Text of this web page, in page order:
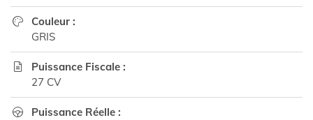

Couleur :
GRIS

Puissance Fiscale :
27 CV

Puissance Réelle :